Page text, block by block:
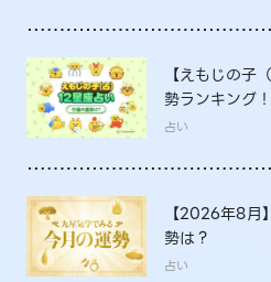
【えもじの子
勢ランキング
は？
占い
【2026年8月
勢は？
占い